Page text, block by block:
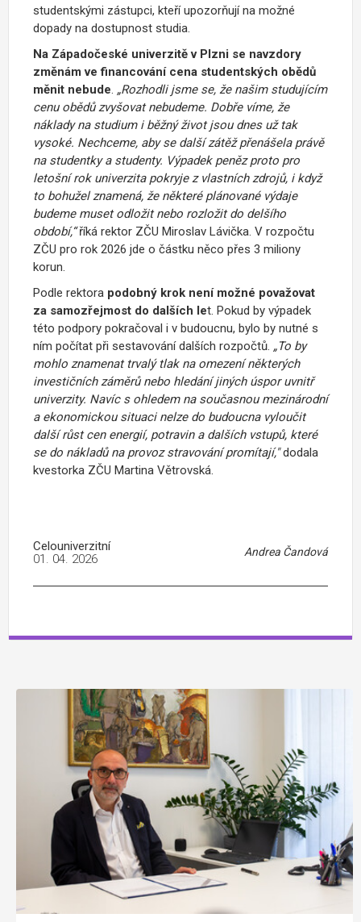
studentskými zástupci, kteří upozorňují na možné
dopady na dostupnost studia.
Na Západočeské univerzitě v Plzni se navzdory
změnám ve financování cena studentských obědů
měnit nebude. „Rozhodli jsme se, že našim studujícím
cenu obědů zvyšovat nebudeme. Dobře víme, že
náklady na studium i běžný život jsou dnes už tak
vysoké. Nechceme, aby se další zátěž přenášela právě
na studentky a studenty. Výpadek peněz proto pro
letošní rok univerzita pokryje z vlastních zdrojů, i když
to bohužel znamená, že některé plánované výdaje
budeme muset odložit nebo rozložit do delšího
období,“říká rektor ZČU Miroslav Lávička. V rozpočtu
ZČU pro rok 2026 jde o částku něco přes 3 miliony
korun.
Podle rektora podobný krok není možné považovat
za samozřejmost do dalších let. Pokud by výpadek
této podpory pokračoval i v budoucnu, bylo by nutné s
ním počítat při sestavování dalších rozpočtů. „To by
mohlo znamenat trvalý tlak na omezení některých
investičních záměrů nebo hledání jiných úspor uvnitř
univerzity. Navíc s ohledem na současnou mezinárodní
a ekonomickou situaci nelze do budoucna vyloučit
další růst cen energií, potravin a dalších vstupů, které
se do nákladů na provoz stravování promítají,"dodala
kvestorka ZČU Martina Větrovská.
Celouniverzitní Andrea Čandová
01. 04. 2026